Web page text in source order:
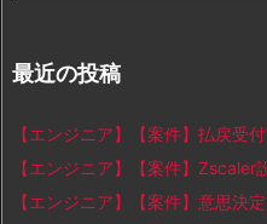
最近の投稿
【エンジニア】【案件】払戻受
【エンジニア】【案件】Zscaler
【エンジニア】【案件】意思決